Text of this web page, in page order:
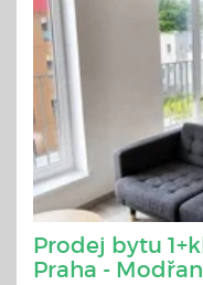
Prodej bytu
Praha -